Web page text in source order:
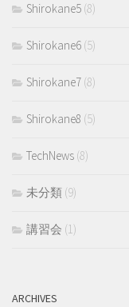
Shirokane5 (8)
Shirokane6 (5)
Shirokane7 (8)
Shirokane8 (5)
TechNews (8)
未分類 (9)
講習会 (1)
ARCHIVES